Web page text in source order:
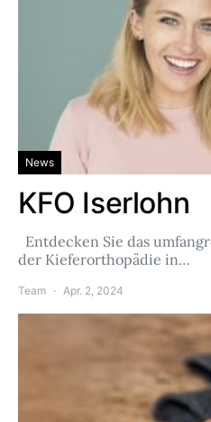
News
KFO Iserlohn
Entdecken Sie das
der Kieferorthopädie in…
Team Apr. 2, 2024